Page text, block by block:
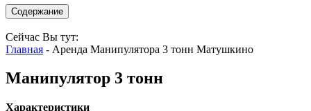
Содержание
Сейчас Вы тут:
Главная - Аренда Манипулятора 3 тонн Матушкино
Манипулятор 3 тонн
Характеристики